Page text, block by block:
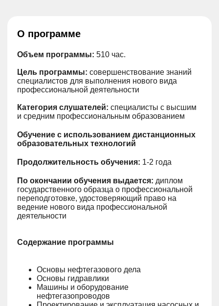
О программе
Объем программы: 510 час.
Цель программы: совершенствование знаний
специалистов для выполнения нового вида
профессиональной деятельности
Категория слушателей: специалисты с высшим
и средним профессиональным образованием
Обучение с использованием дистанционных
образовательных технологий
Продолжительность обучения: 1-2 года
По окончании обучения выдается: диплом
государственного образца о профессиональной
переподготовке, удостоверяющий право на
ведение нового вида профессиональной
деятельности
Содержание программы
Основы нефтегазового дела
Основы гидравлики
Машины и оборудование
нефтегазопроводов